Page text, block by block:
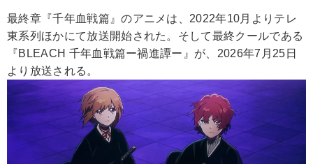
最終章『千年血戦篇』のアニメは、2022年10月よりテレ
東系列ほかにて放送開始された。そして最終クールである
『BLEACH 千年血戦篇ー禍進譚ー』が、2026年7月25日
より放送される。